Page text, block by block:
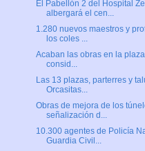
El Pabellón 2 del Hospital
albergará el cen...
1.280 nuevos maestros y
los coles ...
Acaban las obras en la
consid...
Las 13 plazas, parterres y
Orcasitas...
Obras de mejora de los
señalización d...
10.300 agentes de Policía
Guardia Civil...